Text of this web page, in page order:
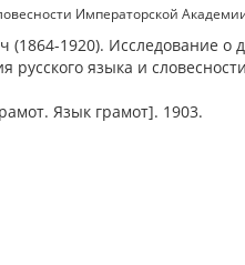
Императорской
1920). Исследование о
русского языка и
Язык грамот]. 1903.